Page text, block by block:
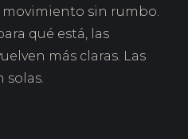
movimiento sin rumbo.
qué está, las
más claras. Las
solas.